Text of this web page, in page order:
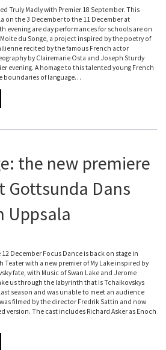
Truly Madly with Premier 18 September. This
on the 3 December to the 11 December at
evening are day performances for schools are on
du Songe, a project inspired by the poetry of
recited by the famous French actor
by Clairemarie Osta and Joseph Sturdy
evening. A homage to this talented young French
boundaries of language…
the new premiere
Gottsunda Dans
Uppsala
December Focus Dance is back on stage in
Teater with a new premier of My Lake inspired by
fate, with Music of Swan Lake and Jerome
us through the labyrinth that is Tchaikovskys
season and was unable to meet an audience
filmed by the director Fredrik Sattin and now
version. The cast includes Richard Asker as Enoch